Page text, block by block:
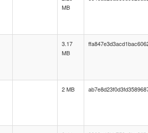
MB
3.17
MB
2 MB